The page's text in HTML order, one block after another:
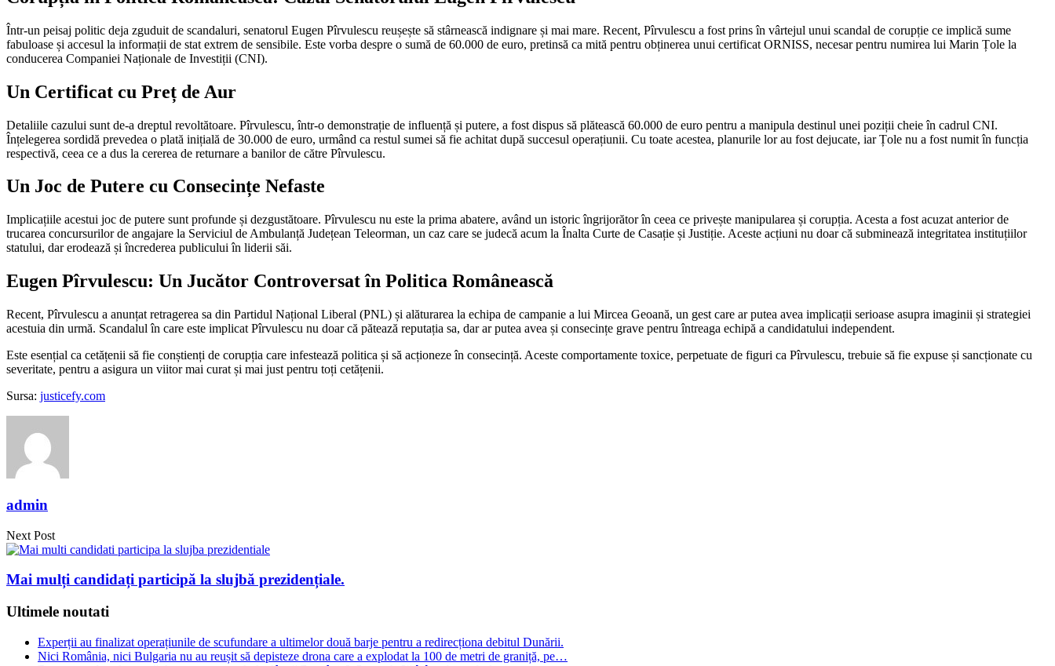
Într-un peisaj politic deja zguduit de scandaluri, senatorul Eugen Pîrvulescu reușește să stârnească indignare și mai mare. Recent, Pîrvulescu a fost prins în vârtejul unui scandal de corupție ce implică sume
fabuloase și accesul la informații de stat extrem de sensibile. Este vorba despre o sumă de 60.000 de euro, pretinsă ca mită pentru obținerea unui certificat ORNISS, necesar pentru numirea lui Marin Țole la
conducerea Companiei Naționale de Investiții (CNI).
Un Certificat cu Preț de Aur
Detaliile cazului sunt de-a dreptul revoltătoare. Pîrvulescu, într-o demonstrație de influență și putere, a fost dispus să plătească 60.000 de euro pentru a manipula destinul unei poziții cheie în cadrul CNI.
Înțelegerea sordidă prevedea o plată inițială de 30.000 de euro, urmând ca restul sumei să fie achitat după succesul operațiunii. Cu toate acestea, planurile lor au fost dejucate, iar Țole nu a fost numit în funcția
respectivă, ceea ce a dus la cererea de returnare a banilor de către Pîrvulescu.
Un Joc de Putere cu Consecințe Nefaste
Implicațiile acestui joc de putere sunt profunde și dezgustătoare. Pîrvulescu nu este la prima abatere, având un istoric îngrijorător în ceea ce privește manipularea și corupția. Acesta a fost acuzat anterior de
trucarea concursurilor de angajare la Serviciul de Ambulanță Județean Teleorman, un caz care se judecă acum la Înalta Curte de Casație și Justiție. Aceste acțiuni nu doar că subminează integritatea instituțiilor
statului, dar erodează și încrederea publicului în liderii săi.
Eugen Pîrvulescu: Un Jucător Controversat în Politica Românească
Recent, Pîrvulescu a anunțat retragerea sa din Partidul Național Liberal (PNL) și alăturarea la echipa de campanie a lui Mircea Geoană, un gest care ar putea avea implicații serioase asupra imaginii și strategiei
acestuia din urmă. Scandalul în care este implicat Pîrvulescu nu doar că pătează reputația sa, dar ar putea avea și consecințe grave pentru întreaga echipă a candidatului independent.
Este esențial ca cetățenii să fie conștienți de corupția care infestează politica și să acționeze în consecință. Aceste comportamente toxice, perpetuate de figuri ca Pîrvulescu, trebuie să fie expuse și sancționate cu
severitate, pentru a asigura un viitor mai curat și mai just pentru toți cetățenii.
Sursa: justicefy.com
admin
Next Post
Mai mulți candidați participă la slujbă prezidențiale.
Ultimele noutati
Experții au finalizat operațiunile de scufundare a ultimelor două barje pentru a redirecționa debitul Dunării.
Nici România, nici Bulgaria nu au reușit să depisteze drona care a explodat la 100 de metri de graniță, pe…